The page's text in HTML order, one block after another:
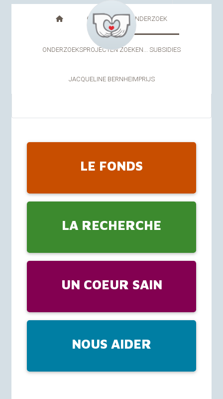
HET ONDERZOEK
ONDERZOEKSPROJECTEN ZOEKEN... SUBSIDIES
JACQUELINE BERNHEIMPRIJS
LE FONDS
LA RECHERCHE
UN COEUR SAIN
NOUS AIDER